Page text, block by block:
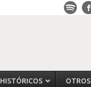
HISTÓRICOS OTROS